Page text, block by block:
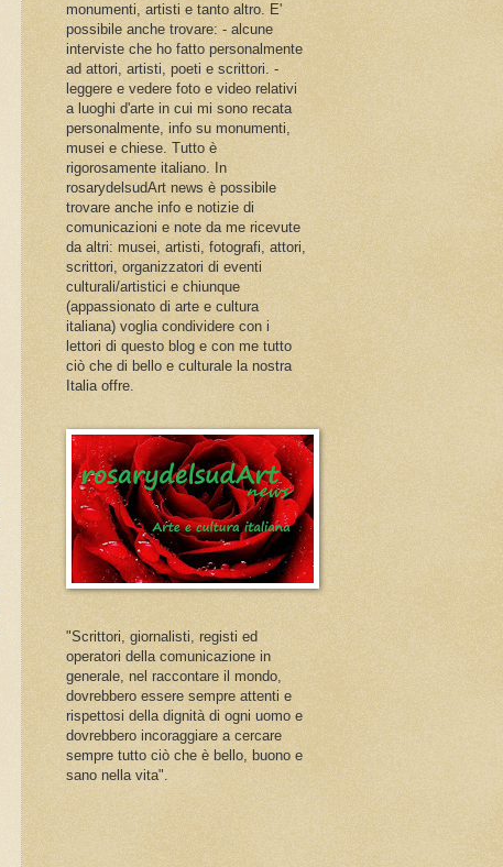
monumenti, artisti e tanto altro. E'
possibile anche trovare: - alcune
interviste che ho fatto personalmente
ad attori, artisti, poeti e scrittori. -
leggere e vedere foto e video relativi
a luoghi d'arte in cui mi sono recata
personalmente, info su monumenti,
musei e chiese. Tutto è
rigorosamente italiano. In
rosarydelsudArt news è possibile
trovare anche info e notizie di
comunicazioni e note da me ricevute
da altri: musei, artisti, fotografi, attori,
scrittori, organizzatori di eventi
culturali/artistici e chiunque
(appassionato di arte e cultura
italiana) voglia condividere con i
lettori di questo blog e con me tutto
ciò che di bello e culturale la nostra
Italia offre.
"Scrittori, giornalisti, registi ed
operatori della comunicazione in
generale, nel raccontare il mondo,
dovrebbero essere sempre attenti e
rispettosi della dignità di ogni uomo e
dovrebbero incoraggiare a cercare
sempre tutto ciò che è bello, buono e
sano nella vita".